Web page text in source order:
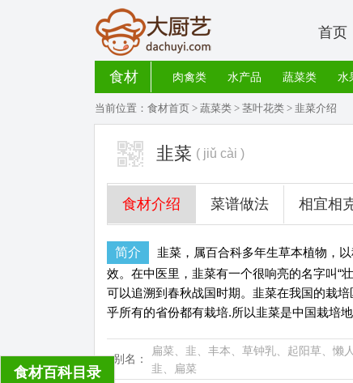
首页
食材 肉禽类 水产品 蔬菜类 水
当前位置： 食材首页 > 蔬菜类 > 茎叶花类 > 韭菜介绍
韭菜 ( jiǔ cài )
食材介绍 菜谱做法 相宜相
简介
韭菜，属百合科多年生草本植物，
效。在中医里，韭菜有一个很响亮的名字叫“
可以追溯到春秋战国时期。韭菜在我国的栽
乎所有的省份都有栽培.所以韭菜是中国栽培地
别名：
扁菜、韭、丰本、草钟乳、起阳草、懒
韭、扁菜
食材百科目录